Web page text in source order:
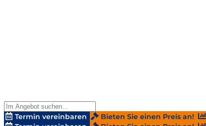
Termin vereinbaren Bieten Sie einen Preis an!